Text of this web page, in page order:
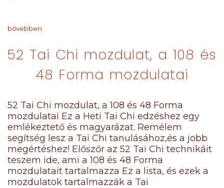
bővebben
52 Tai Chi mozdulat, a 108 és
48 Forma mozdulatai
52 Tai Chi mozdulat, a 108 és 48 Forma
mozdulatai Ez a Heti Tai Chi edzéshez egy
emlékeztető és magyarázat. Remélem
segítség lesz a Tai Chi tanulásához,és a jobb
megértéshez! Előszőr az 52 Tai Chi technikáit
teszem ide, ami a 108 és 48 Forma
mozdulatait tartalmazza Ez a lista, és ezek a
mozdulatok tartalmazzák a Tai